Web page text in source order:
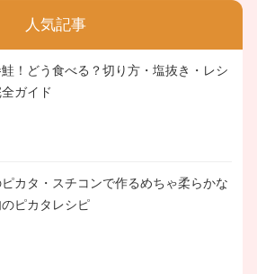
人気記事
鮭！どう食べる？切り方・塩抜き・レシ
全ガイド
ピカタ・スチコンで作るめちゃ柔らかな
のピカタレシピ